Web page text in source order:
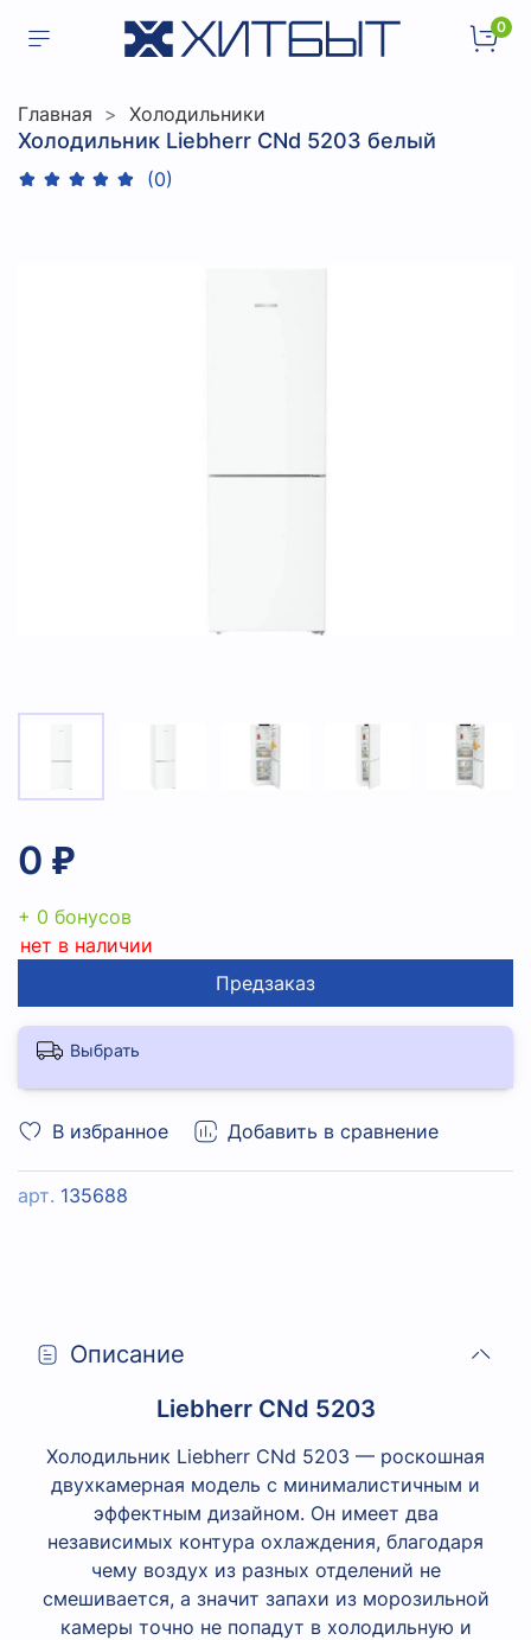
0
Главная Холодильники
Холодильник Liebherr CNd 5203 белый
(0)
В избранное Добавить в сравнение
арт. 135688
0 ₽
+ 0 бонусов
нет в наличии
Предзаказ
Выбрать
Описание
Liebherr CNd 5203
Холодильник Liebherr CNd 5203 — роскошная
двухкамерная модель с минималистичным и
эффектным дизайном. Он имеет два
независимых контура охлаждения, благодаря
чему воздух из разных отделений не
смешивается, а значит запахи из морозильной
камеры точно не попадут в холодильную и